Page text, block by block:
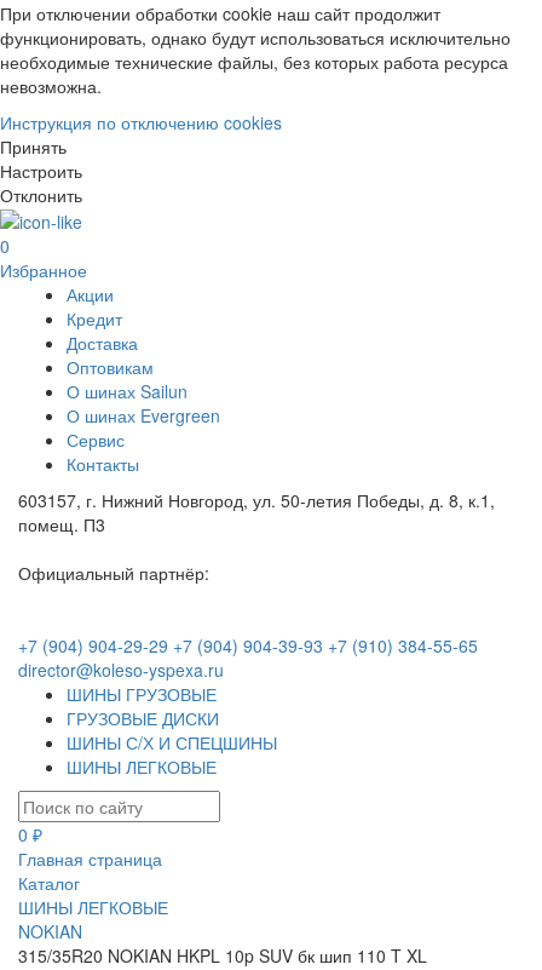
При отключении обработки cookie наш сайт продолжит
функционировать, однако будут использоваться исключительно
необходимые технические файлы, без которых работа ресурса
невозможна.
Инструкция по отключению cookies
Принять
Настроить
Отклонить
0
Избранное
Акции
Кредит
Доставка
Оптовикам
О шинах Sailun
О шинах Evergreen
Сервис
Контакты
603157, г. Нижний Новгород, ул. 50-летия Победы, д. 8, к.1,
помещ. П3
Официальный партнёр:
+7 (904) 904-29-29 +7 (904) 904-39-93 +7 (910) 384-55-65
director@koleso-yspexa.ru
ШИНЫ ГРУЗОВЫЕ
ГРУЗОВЫЕ ДИСКИ
ШИНЫ С/Х И СПЕЦШИНЫ
ШИНЫ ЛЕГКОВЫЕ
0 ₽
Главная страница
Каталог
ШИНЫ ЛЕГКОВЫЕ
NOKIAN
315/35R20 NOKIAN HKPL 10p SUV бк шип 110 T XL